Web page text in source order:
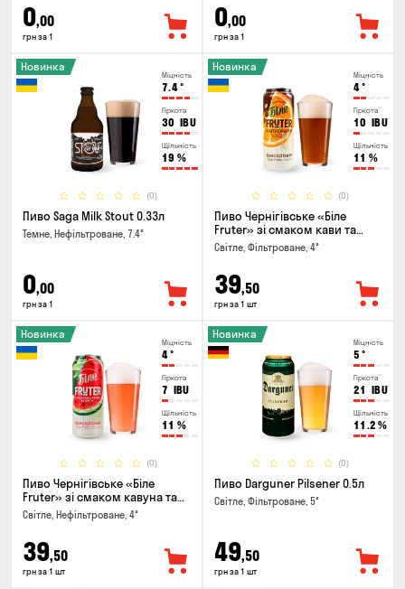
0,00
грн за 1
0,00
грн за 1
Міцність
7.4°
Гіркота
30 IBU
Щільність
19 %
(0)
Новинка
Пиво Saga Milk Stout 0.33л
Темне, Нефільтроване, 7.4°
0,00
грн за 1
Міцність
4°
Гіркота
10 IBU
Щільність
11 %
(0)
Новинка
Пиво Чернігівське «Біле
Fruter» зі смаком кави та
апельсину 0.5л
Світле, Фільтроване, 4°
39,50
грн за 1 шт
Міцність
4°
Гіркота
7 IBU
Щільність
11 %
(0)
Новинка
Пиво Чернігівське «Біле
Fruter» зі смаком кавуна та
м'яти 0.5л
Світле, Нефільтроване, 4°
39,50
грн за 1 шт
Міцність
5 °
Гіркота
21 IBU
Щільність
11.2 %
(0)
Новинка
Пиво Darguner Pilsener 0.5л
Світле, Фільтроване, 5°
49,50
грн за 1 шт